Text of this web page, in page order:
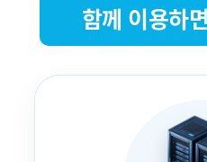
함께 이용하